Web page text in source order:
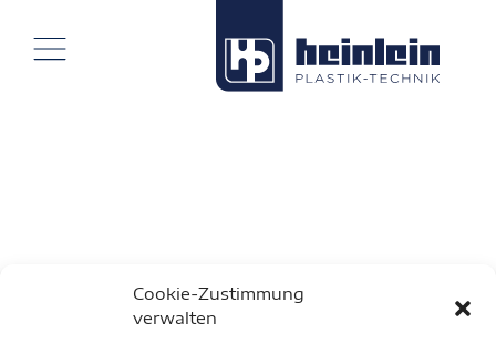
Cookie-Zustimmung
verwalten